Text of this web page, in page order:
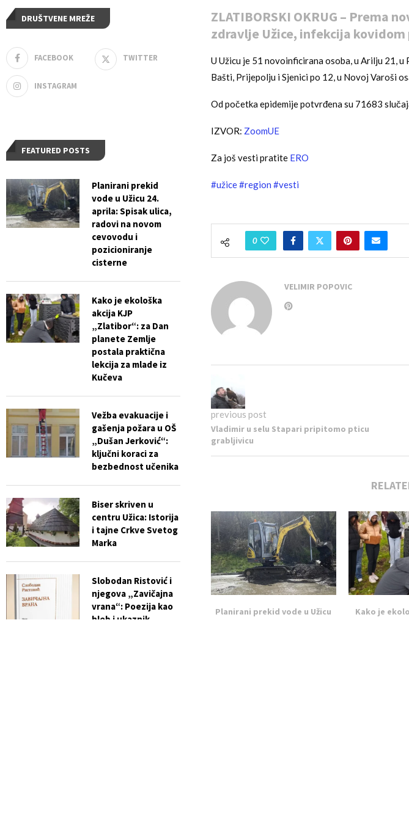
ZLATIBORSKI OKRUG – Prema
zdravlje Užice, infekcija
U Užicu je 51 novoinficirana osoba, u Arilju 21,
Bašti, Prijepolju i Sjenici po 12, u Novoj Varoši
Od početka epidemije potvrđena su 71683
IZVOR: ZoomUE
Za još vesti pratite ERO
#užice#region #vesti
0
VELIMIR POPOVIC
previous post
Vladimir u selu Stapari pripitomo pticu
grabljivicu
Planirani prekid vode u Užicu
Kako je
DRUŠTVENE MREŽE
FACEBOOK TWITTER
INSTAGRAM
FEATURED POSTS
Planirani prekid
vode u Užicu 24.
aprila: Spisak ulica,
radovi na novom
cevovodu i
pozicioniranje
cisterne
Kako je ekološka
akcija KJP
„Zlatibor“: za Dan
planete Zemlje
postala praktična
lekcija za mlade iz
Kučeva
Vežba evakuacije i
gašenja požara u OŠ
„Dušan Jerković“:
ključni koraci za
bezbednost učenika
Biser skriven u
centru Užica: Istorija
i tajne Crkve Svetog
Marka
Slobodan Ristović i
njegova „Zavičajna
vrana“: Poezija kao
hleb i ukaznik